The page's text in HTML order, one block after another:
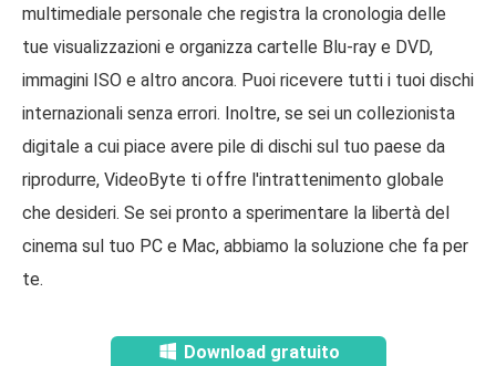
multimediale personale che registra la cronologia delle
tue visualizzazioni e organizza cartelle Blu-ray e DVD,
immagini ISO e altro ancora. Puoi ricevere tutti i tuoi dischi
internazionali senza errori. Inoltre, se sei un collezionista
digitale a cui piace avere pile di dischi sul tuo paese da
riprodurre, VideoByte ti offre l'intrattenimento globale
che desideri. Se sei pronto a sperimentare la libertà del
cinema sul tuo PC e Mac, abbiamo la soluzione che fa per
te.
Download gratuito